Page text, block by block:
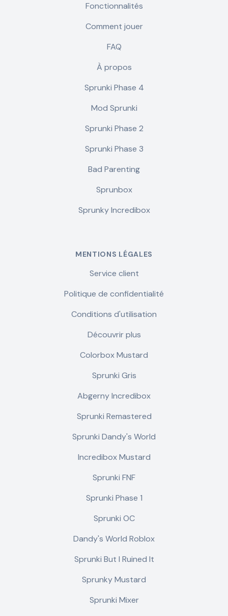
Fonctionnalités
Comment jouer
FAQ
À propos
Sprunki Phase 4
Mod Sprunki
Sprunki Phase 2
Sprunki Phase 3
Bad Parenting
Sprunbox
Sprunky Incredibox
MENTIONS LÉGALES
Service client
Politique de confidentialité
Conditions d'utilisation
Découvrir plus
Colorbox Mustard
Sprunki Gris
Abgerny Incredibox
Sprunki Remastered
Sprunki Dandy's World
Incredibox Mustard
Sprunki FNF
Sprunki Phase 1
Sprunki OC
Dandy's World Roblox
Sprunki But I Ruined It
Sprunky Mustard
Sprunki Mixer